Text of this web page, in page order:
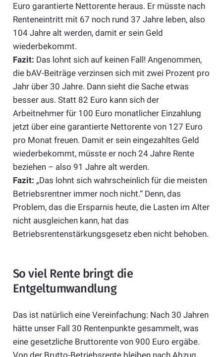
Euro garantierte Nettorente heraus. Er müsste nach
Renteneintritt mit 67 noch rund 37 Jahre leben, also
104 Jahre alt werden, damit er sein Geld
wiederbekommt.
Fazit: Das lohnt sich auf keinen Fall! Angenommen,
die bAV-Beiträge verzinsen sich mit zwei Prozent pro
Jahr über 30 Jahre. Dann sieht die Sache etwas
besser aus. Statt 82 Euro kann sich der
Arbeitnehmer für 100 Euro monatlicher Einzahlung
jetzt über eine garantierte Nettorente von 127 Euro
pro Monat freuen. Damit er sein eingezahltes Geld
wiederbekommt, müsste er noch 24 Jahre Rente
beziehen – also 91 Jahre alt werden.
Fazit: „Das lohnt sich wahrscheinlich für die meisten
Betriebsrentner immer noch nicht.“ Denn, das
Problem, das die Ersparnis heute, die Lasten im Alter
nicht ausgleichen kann, hat das
Betriebsrentenstärkungsgesetz eben nicht behoben.
So viel Rente bringt die
Entgeltumwandlung
Das ist natürlich eine Vereinfachung: Nach 30 Jahren
hätte unser Fall 30 Rentenpunkte gesammelt, was
eine gesetzliche Bruttorente von 900 Euro ergäbe.